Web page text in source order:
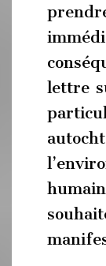
lettre